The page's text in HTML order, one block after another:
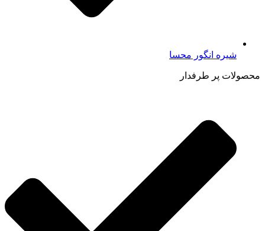
شیره انگور محسا
محصولات پر طرفدار